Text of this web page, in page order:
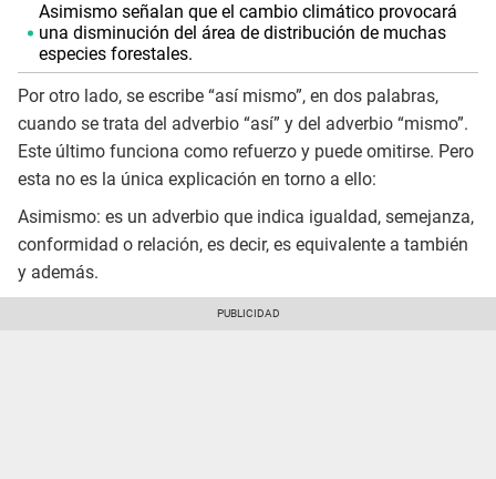
Asimismo señalan que el cambio climático provocará
una disminución del área de distribución de muchas
especies forestales.
Por otro lado, se escribe “así mismo”, en dos palabras,
cuando se trata del adverbio “así” y del adverbio “mismo”.
Este último funciona como refuerzo y puede omitirse. Pero
esta no es la única explicación en torno a ello:
Asimismo: es un adverbio que indica igualdad, semejanza,
conformidad o relación, es decir, es equivalente a también
y además.